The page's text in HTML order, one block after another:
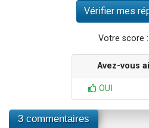
Votre score
Avez-vous
OUI
3 commentaires